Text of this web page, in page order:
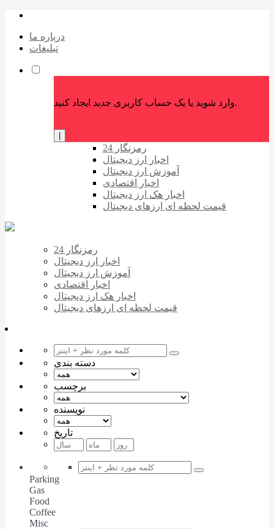
درباره ما
تبلیغات
وارد شوید یا یک حساب کاربری جدید ایجاد کنید.
رمزنگار 24
اخبار ارز دیجیتال
آموزش ارز دیجیتال
اخبار اقتصادی
اخبار هک ارز دیجیتال
قیمت لحظه ای ارزهای دیجیتال
رمزنگار 24
اخبار ارز دیجیتال
آموزش ارز دیجیتال
اخبار اقتصادی
اخبار هک ارز دیجیتال
قیمت لحظه ای ارزهای دیجیتال
دسته بندی
برچسب
نویسنده
تاریخ
Parking
Gas
Food
Coffee
Misc